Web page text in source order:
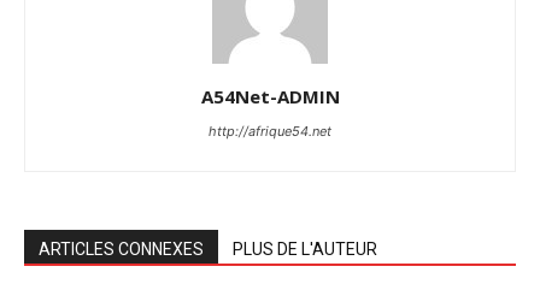
A54Net-ADMIN
http://afrique54.net
ARTICLES CONNEXES PLUS DE L'AUTEUR